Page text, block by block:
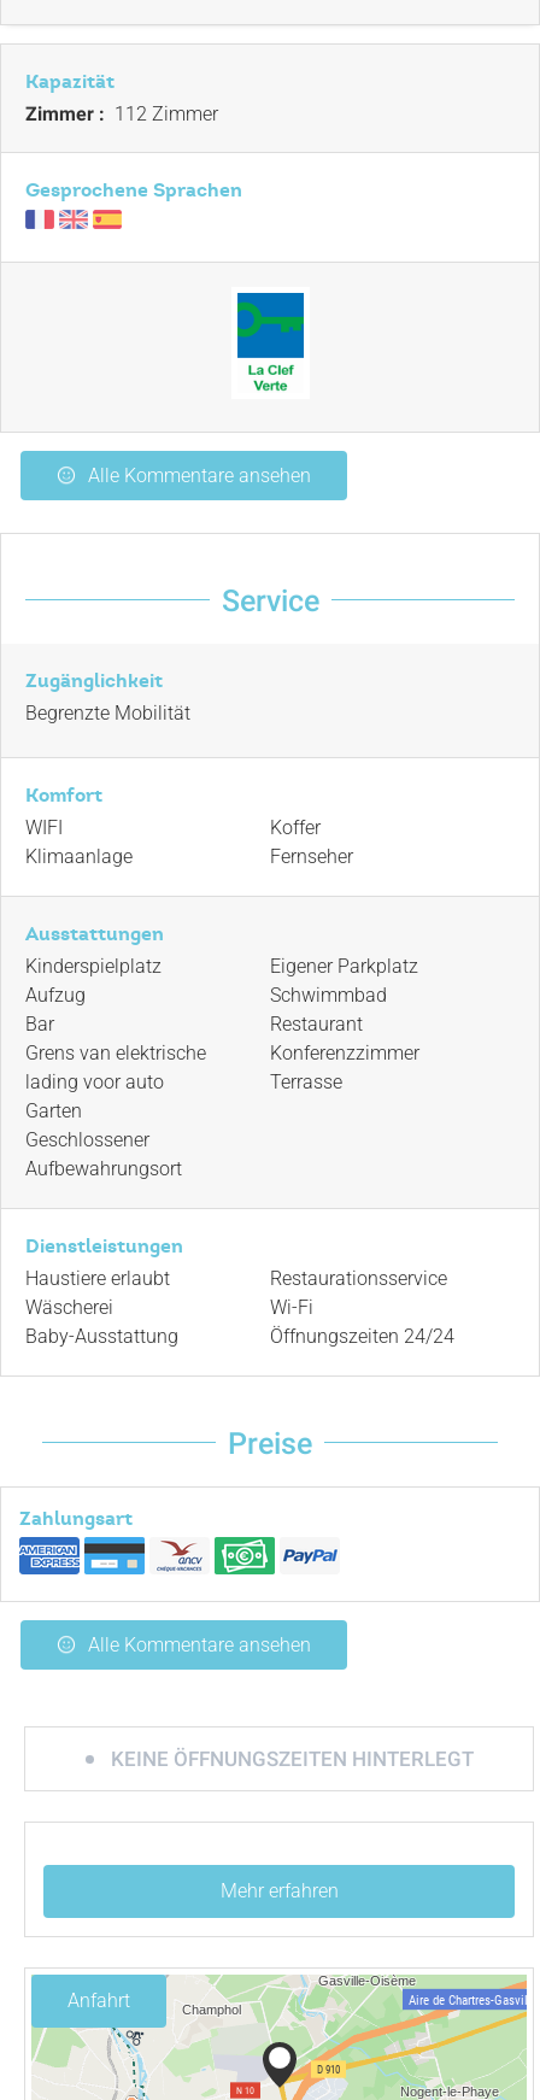
Kapazität
Zimmer : 112 Zimmer
Gesprochene Sprachen
Alle Kommentare ansehen
Service
Zugänglichkeit
Begrenzte Mobilität
Komfort
WIFI
Klimaanlage
Koffer
Fernseher
Ausstattungen
Kinderspielplatz
Aufzug
Bar
Grens van elektrische
lading voor auto
Garten
Geschlossener
Aufbewahrungsort
Eigener Parkplatz
Schwimmbad
Restaurant
Konferenzzimmer
Terrasse
Dienstleistungen
Haustiere erlaubt
Wäscherei
Baby-Ausstattung
Restaurationsservice
Wi-Fi
Öffnungszeiten 24/24
Preise
Zahlungsart
Alle Kommentare ansehen
KEINE ÖFFNUNGSZEITEN HINTERLEGT
Mehr erfahren
Anfahrt